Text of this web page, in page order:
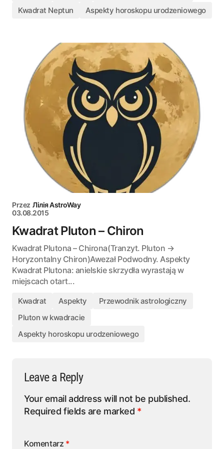
Kwadrat Neptun Aspekty horoskopu urodzeniowego
Przez Лілія AstroWay
03.08.2015
Kwadrat Pluton – Chiron
Kwadrat Plutona – Chirona(Tranzyt. Pluton →
Horyzontalny Chiron)Awezał Podwodny. Aspekty
Kwadrat Plutona: anielskie skrzydła wyrastają w
miejscach otart...
Kwadrat Aspekty
Przewodnik astrologiczny
Pluton w kwadracie
Aspekty horoskopu urodzeniowego
Leave a Reply
Your email address will not be published.
Required fields are marked *
Komentarz *